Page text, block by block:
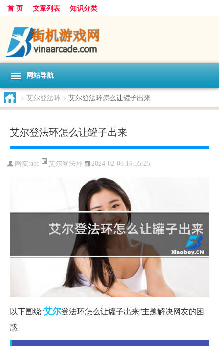
首 页 文章列表 知识分类
网站导航
> 艾尔登法环 > 艾尔登法环怎么让罐子出来
艾尔登法环怎么让罐子出来
网友:aed 艾尔登法环 2024-02-08 16:55:25
以下围绕“艾尔登法环怎么让罐子出来”主题解决网友的困
惑